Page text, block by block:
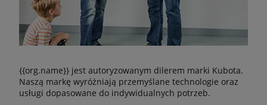
{{org.name}} jest autoryzowanym dilerem marki Kubota.
Naszą markę wyróżniają przemyślane technologie oraz
usługi dopasowane do indywidualnych potrzeb.